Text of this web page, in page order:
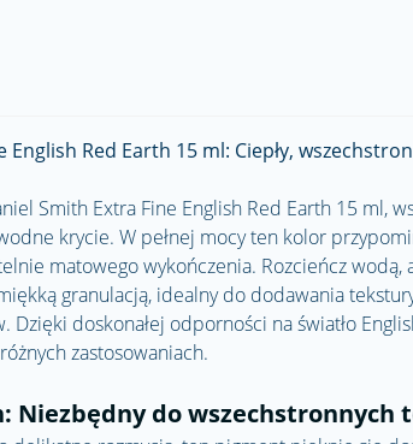
English Red Earth 15 ml: Ciepły,
Smith Extra Fine English Red Earth 15 ml,
krycie. W pełnej mocy ten kolor
matowego wykończenia. Rozcieńcz wodą,
granulacją, idealny do dodawania
Dzięki doskonałej odporności na światło
zastosowaniach.
Niezbędny do